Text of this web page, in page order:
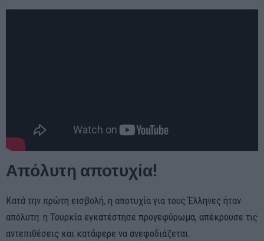
Απόλυτη αποτυχία!
Κατά την πρώτη εισβολή, η αποτυχία για τους Έλληνες ήταν
απόλυτη: η Τουρκία εγκατέστησε προγεφύρωμα, απέκρουσε τις
αντεπιθέσεις και κατάφερε να ανεφοδιάζεται.